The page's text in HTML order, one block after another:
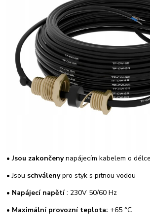
•Jsou zakončenynapájecím kabelem o
• Jsou schválenypro styk s pitnou vodou
• Napájecí napětí: 230V 50/60 Hz
• Maximální provozní teplota: +65 °C